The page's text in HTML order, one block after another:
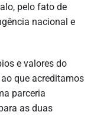
pelo fato de
nacional e
e valores do
que acreditamos
parceria
as duas